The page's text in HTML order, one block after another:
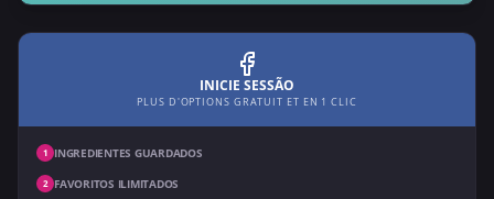
INICIE SESSÃO
PLUS D'OPTIONS GRATUIT ET EN 1 CLIC
1 INGREDIENTES GUARDADOS
2 FAVORITOS ILIMITADOS